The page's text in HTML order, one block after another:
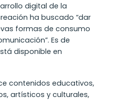
digital de la
ha buscado “dar
formas de consumo
Es de
disponible en
contenidos educativos,
artísticos y culturales,